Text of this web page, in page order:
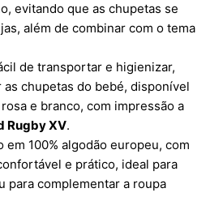
evitando que as chupetas se
além de combinar com o tema
de transportar e higienizar,
chupetas do bebé, disponível
e branco, com impressão a
Rugby XV.
em 100% algodão europeu, com
e prático, ideal para
para complementar a roupa